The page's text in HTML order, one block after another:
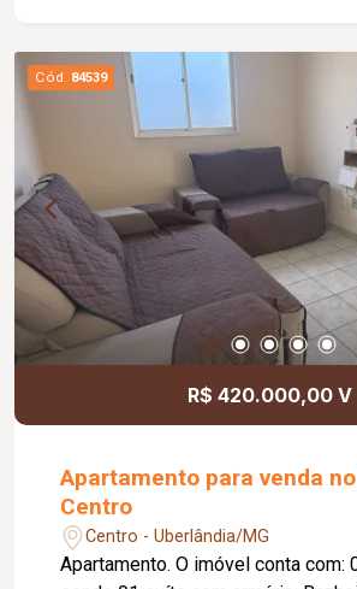
02 quartos de apoio; Depósito;
Diferenciais: Jardim paisagístico;
garagem; Vista privilegiada da
eletrônico; Interfone; Projeto
excelente iluminação natural;
para morar ou investir.
Cód. 84539
R$ 420.000,00 V
Apartamento para venda
Centro
Centro - Uberlândia/MG
Apartamento. O imóvel conta com: 03 quartos,